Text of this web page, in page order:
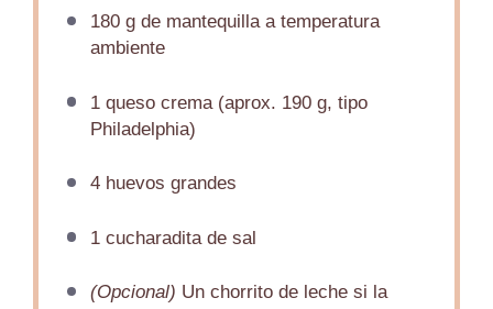
180 gde mantequilla a temperatura
ambiente
1queso crema (aprox. 190 g, tipo
Philadelphia)
4huevos grandes
1cucharadita de sal
(Opcional) Un chorrito de leche si la